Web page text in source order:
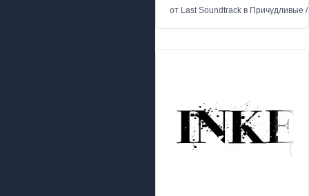
от Last Soundtrack в Причудливые /